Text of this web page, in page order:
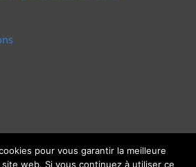
pour vous garantir la meilleure
web. Si vous continuez à utiliser ce